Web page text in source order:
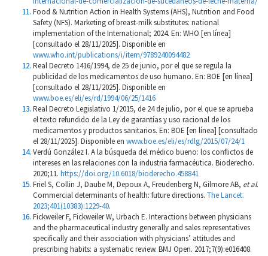
Food & Nutrition Action in Health Systems (AHS), Nutrition and Food
Safety (NFS). Marketing of breast-milk substitutes: national
implementation of the International; 2024. En: WHO [en línea]
[consultado el 28/11/2025]. Disponible en
www.who.int/publications/i/item/9789240094482
Real Decreto 1416/1994, de 25 de junio, por el que se regula la
publicidad de los medicamentos de uso humano. En: BOE [en línea]
[consultado el 28/11/2025]. Disponible en
www.boe.es/eli/es/rd/1994/06/25/1416
Real Decreto Legislativo 1/2015, de 24 de julio, por el que se aprueba
el texto refundido de la Ley de garantías y uso racional de los
medicamentos y productos sanitarios. En: BOE [en línea] [consultado
el 28/11/2025]. Disponible en www.boe.es/eli/es/rdlg/2015/07/24/1
Verdú González I. A la búsqueda del médico bueno: los conflictos de
intereses en las relaciones con la industria farmacéutica. Bioderecho.
2020;11. https://doi.org/10.6018/bioderecho.458841
Friel S, Collin J, Daube M, Depoux A, Freudenberg N, Gilmore AB, et al.
Commercial determinants of health: future directions. The Lancet.
2023;401(10383):1229-40.
Fickweiler F, Fickweiler W, Urbach E. Interactions between physicians
and the pharmaceutical industry generally and sales representatives
specifically and their association with physicians’ attitudes and
prescribing habits: a systematic review. BMJ Open. 2017;7(9):e016408.